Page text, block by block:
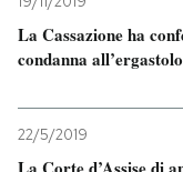
NEWSLETTER
SHOP
La Cassazione ha
condanna
22/5/2019